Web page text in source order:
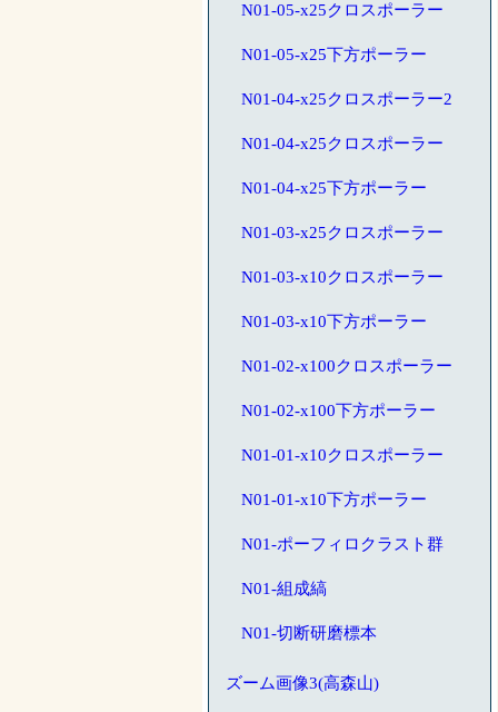
N01-05-x25クロスポーラー
N01-05-x25下方ポーラー
N01-04-x25クロスポーラー2
N01-04-x25クロスポーラー
N01-04-x25下方ポーラー
N01-03-x25クロスポーラー
N01-03-x10クロスポーラー
N01-03-x10下方ポーラー
N01-02-x100クロスポーラー
N01-02-x100下方ポーラー
N01-01-x10クロスポーラー
N01-01-x10下方ポーラー
N01-ポーフィロクラスト群
N01-組成縞
N01-切断研磨標本
ズーム画像3(高森山)